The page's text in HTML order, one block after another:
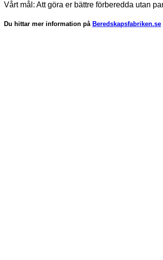
Vårt mål: Att göra er bättre förberedda utan
Du hittar mer information på Beredskapsfabriken.se